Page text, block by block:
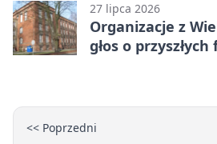
27 lipca 2026
Organizacje z
głos o
<< Poprzedni